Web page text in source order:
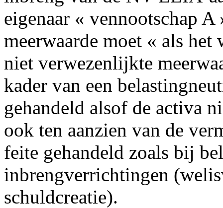
eigenaar « vennootschap
meerwaarde moet « als
niet verwezenlijkte
kader van een
gehandeld alsof de activa
ook ten aanzien van de
feite gehandeld zoals bij
inbrengverrichtingen
schuldcreatie).